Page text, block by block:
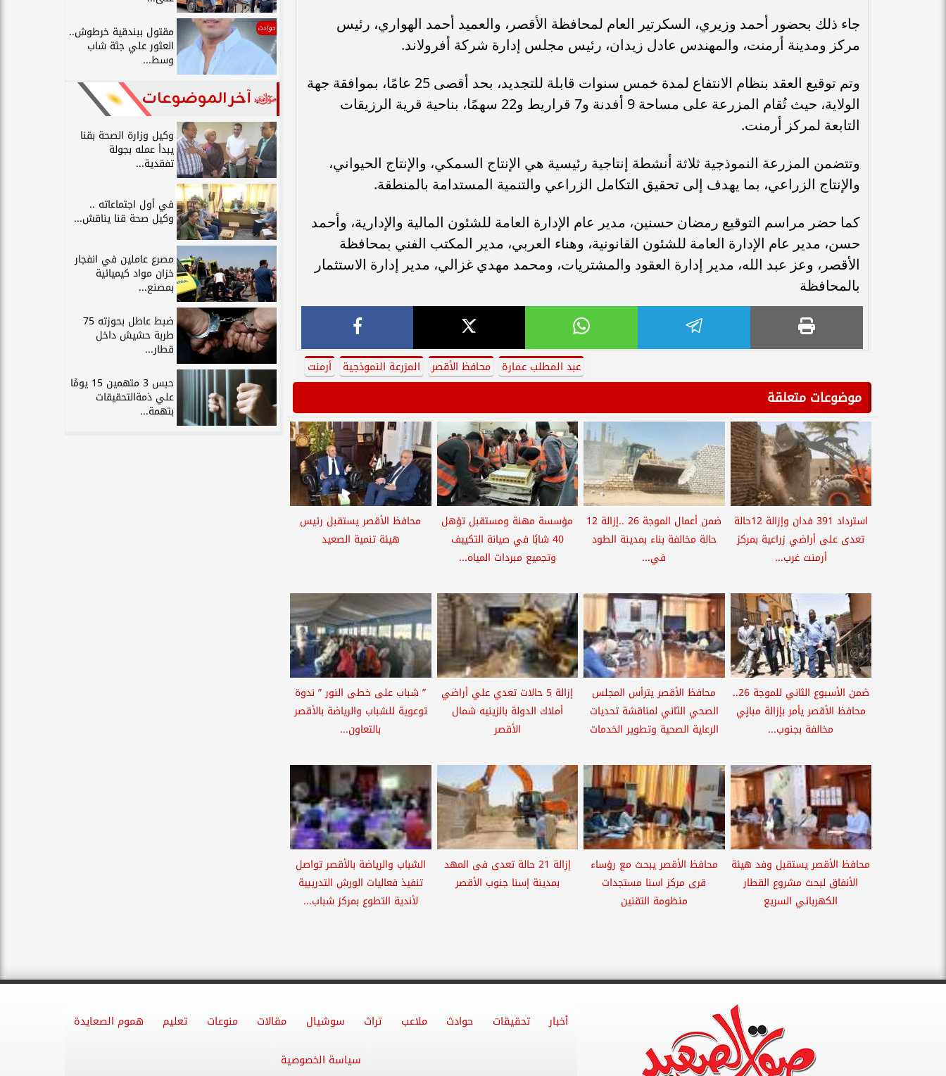
جاء ذلك بحضور أحمد وزيري، السكرتير العام لمحافظة الأقصر، والعميد أحمد الهواري، رئيس
مركز ومدينة أرمنت، والمهندس عادل زيدان، رئيس مجلس إدارة شركة أفرولاند.
وتم توقيع العقد بنظام الانتفاع لمدة خمس سنوات قابلة للتجديد، بحد أقصى 25 عامًا، بموافقة جهة
الولاية، حيث تُقام المزرعة على مساحة 9 أفدنة و7 قراريط و22 سهمًا، بناحية قرية الرزيقات
التابعة لمركز أرمنت.
وتتضمن المزرعة النموذجية ثلاثة أنشطة إنتاجية رئيسية هي الإنتاج السمكي، والإنتاج الحيواني،
والإنتاج الزراعي، بما يهدف إلى تحقيق التكامل الزراعي والتنمية المستدامة بالمنطقة.
كما حضر مراسم التوقيع رمضان حسنين، مدير عام الإدارة العامة للشئون المالية والإدارية، وأحمد
حسن، مدير عام الإدارة العامة للشئون القانونية، وهناء العربي، مدير المكتب الفني بمحافظة
الأقصر، وعز عبد الله، مدير إدارة العقود والمشتريات، ومحمد مهدي غزالي، مدير إدارة الاستثمار
بالمحافظة
عبد المطلب عمارة محافظ الأقصر المزرعة النموذجية أرمنت
موضوعات متعلقة
استرداد 391 فدان وإزالة 12حالة
تعدى على أراضي زراعية بمركز
أرمنت غرب...
ضمن أعمال الموجة 26 ..إزالة 12
حالة مخالفة بناء بمدينة الطود
في...
مؤسسة مهنة ومستقبل تؤهل
40 شابًا في صيانة التكييف
وتجميع مبردات المياه...
محافظ الأقصر يستقبل رئيس
هيئة تنمية الصعيد
ضمن الأسبوع الثاني للموجة 26..
محافظ الأقصر يأمر بإزالة مبانٍي
مخالفة بجنوب...
محافظ الأقصر يترأس المجلس
الصحي الثاني لمناقشة تحديات
الرعاية الصحية وتطوير الخدمات
إزالة 5 حالات تعدي علي أراضي
أملاك الدولة بالزينيه شمال
الأقصر
” شباب على خطى النور ” ندوة
توعوية للشباب والرياضة بالأقصر
بالتعاون...
محافظ الأقصر يستقبل وفد هيئة
الأنفاق لبحث مشروع القطار
الكهربائي السريع
محافظ الأقصر يبحث مع رؤساء
قرى مركز اسنا مستجدات
منظومة التقنين
إزالة 21 حالة تعدى فى المهد
بمدينة إسنا جنوب الأقصر
الشباب والرياضة بالأقصر تواصل
تنفيذ فعاليات الورش التدريبية
لأندية التطوع بمركز شباب...
حوادث مقتول ببندقية خرطوش..
العثور علي جثة شاب
وسط...
آخر الموضوعات
وكيل وزارة الصحة بقنا
يبدأ عمله بجولة
تفقدية...
في أول اجتماعاته ..
وكيل صحة قنا يناقش...
مصرع عاملين في انفجار
خزان مواد كيميائية
بمصنع...
ضبط عاطل بحوزته 75
طربة حشيش داخل
قطار...
حبس 3 متهمين 15 يومًا
علي ذمةالتحقيقات
بتهمة...
أخبار تحقيقات حوادث ملاعب تراث سوشيال مقالات منوعات تعليم هموم الصعايدة
سياسة الخصوصية